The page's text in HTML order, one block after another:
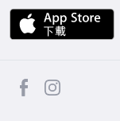
facebook